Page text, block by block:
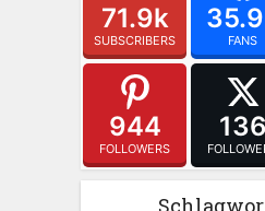
71.9k
SUBSCRIBERS FANS
944
FOLLOWERS
136